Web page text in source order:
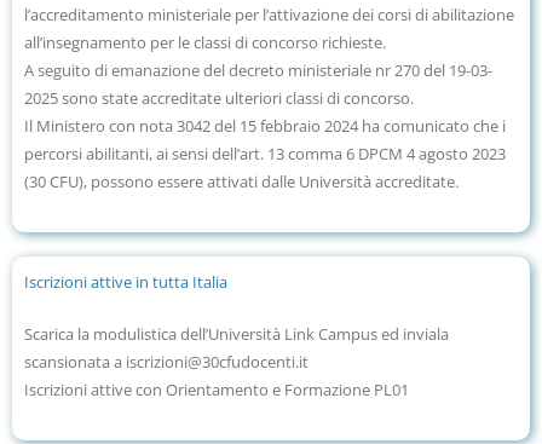
l’accreditamento ministeriale per l’attivazione dei corsi di abilitazione
all’insegnamento per le classi di concorso richieste.
A seguito di emanazione del decreto ministeriale nr 270 del 19-03-
2025 sono state accreditate ulteriori classi di concorso.
Il Ministero con nota 3042 del 15 febbraio 2024 ha comunicato che i
percorsi abilitanti, ai sensi dell’art. 13 comma 6 DPCM 4 agosto 2023
(30 CFU), possono essere attivati dalle Università accreditate.
Iscrizioni attive in tutta Italia
Scarica la modulistica dell’Università Link Campus ed inviala
scansionata a iscrizioni@30cfudocenti.it
Iscrizioni attive con Orientamento e Formazione PL01